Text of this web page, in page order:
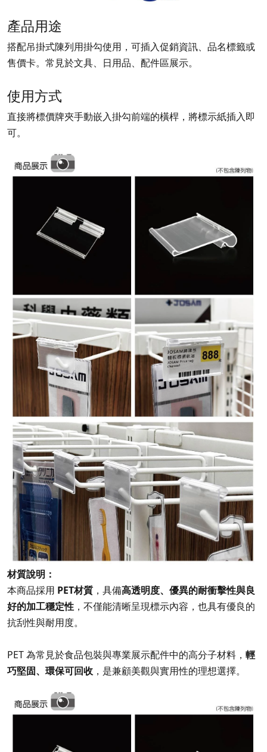
產品用途
搭配吊掛式陳列用掛勾使用，可插入促銷資訊、品名標籤或
售價卡。常見於文具、日用品、配件區展示。
使用方式
直接將標價牌夾手動嵌入掛勾前端的橫桿，將標示紙插入即
可。
材質說明：
本商品採用 PET材質 ，具備高透明度、優異的耐衝擊性與良
好的加工穩定性，不僅能清晰呈現標示內容，也具有優良的
抗刮性與耐用度。
PET 為常見於食品包裝與專業展示配件中的高分子材料， 輕
巧堅固、環保可回收，是兼顧美觀與實用性的理想選擇。